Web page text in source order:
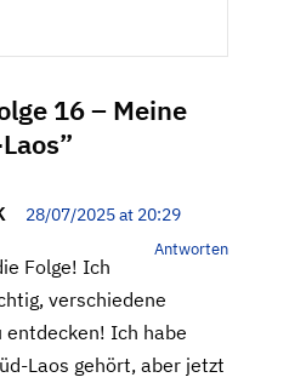
16 – Meine
28/07/2025 at 20:29
Antworten
Folge! Ich
verschiedene
entdecken! Ich habe
Laos gehört, aber jetzt